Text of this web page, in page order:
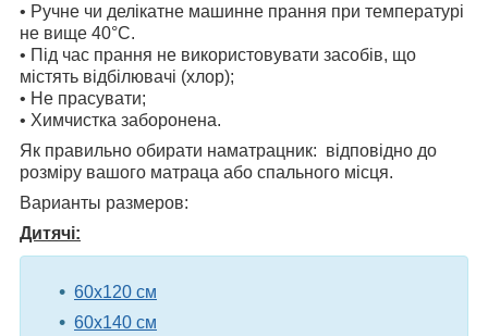
• Ручне чи делікатне машинне прання при температурі
не вище 40°С.
• Під час прання не використовувати засобів, що
містять відбілювачі (хлор);
• Не прасувати;
• Химчистка заборонена.
Як правильно обирати наматрацник: відповідно до
розміру вашого матраца або спального місця.
Варианты размеров:
Дитячі:
60х120 см
60х140 см